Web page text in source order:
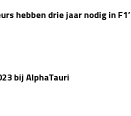
hebben drie jaar nodig in F1’
bij AlphaTauri